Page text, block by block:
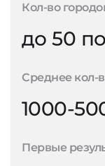
Кол-во
до 50
Среднее кол-
1000-
Первые